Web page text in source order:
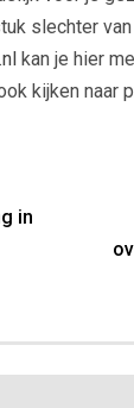
slechter
kan je hier
kijken naar
in